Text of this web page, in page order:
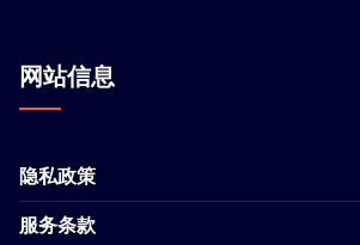
网站信息
隐私政策
服务条款